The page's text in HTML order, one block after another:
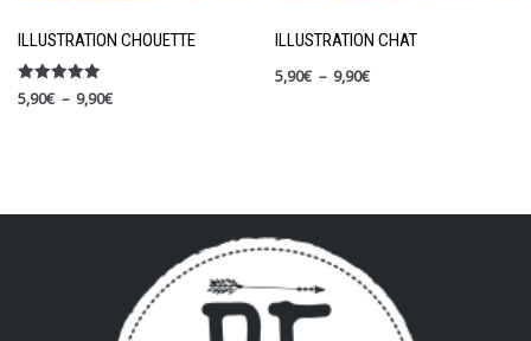
ILLUSTRATION CHOUETTE
Note
5.00
5,90€ – 9,90€
ILLUSTRATION CHAT
5,90€ – 9,90€